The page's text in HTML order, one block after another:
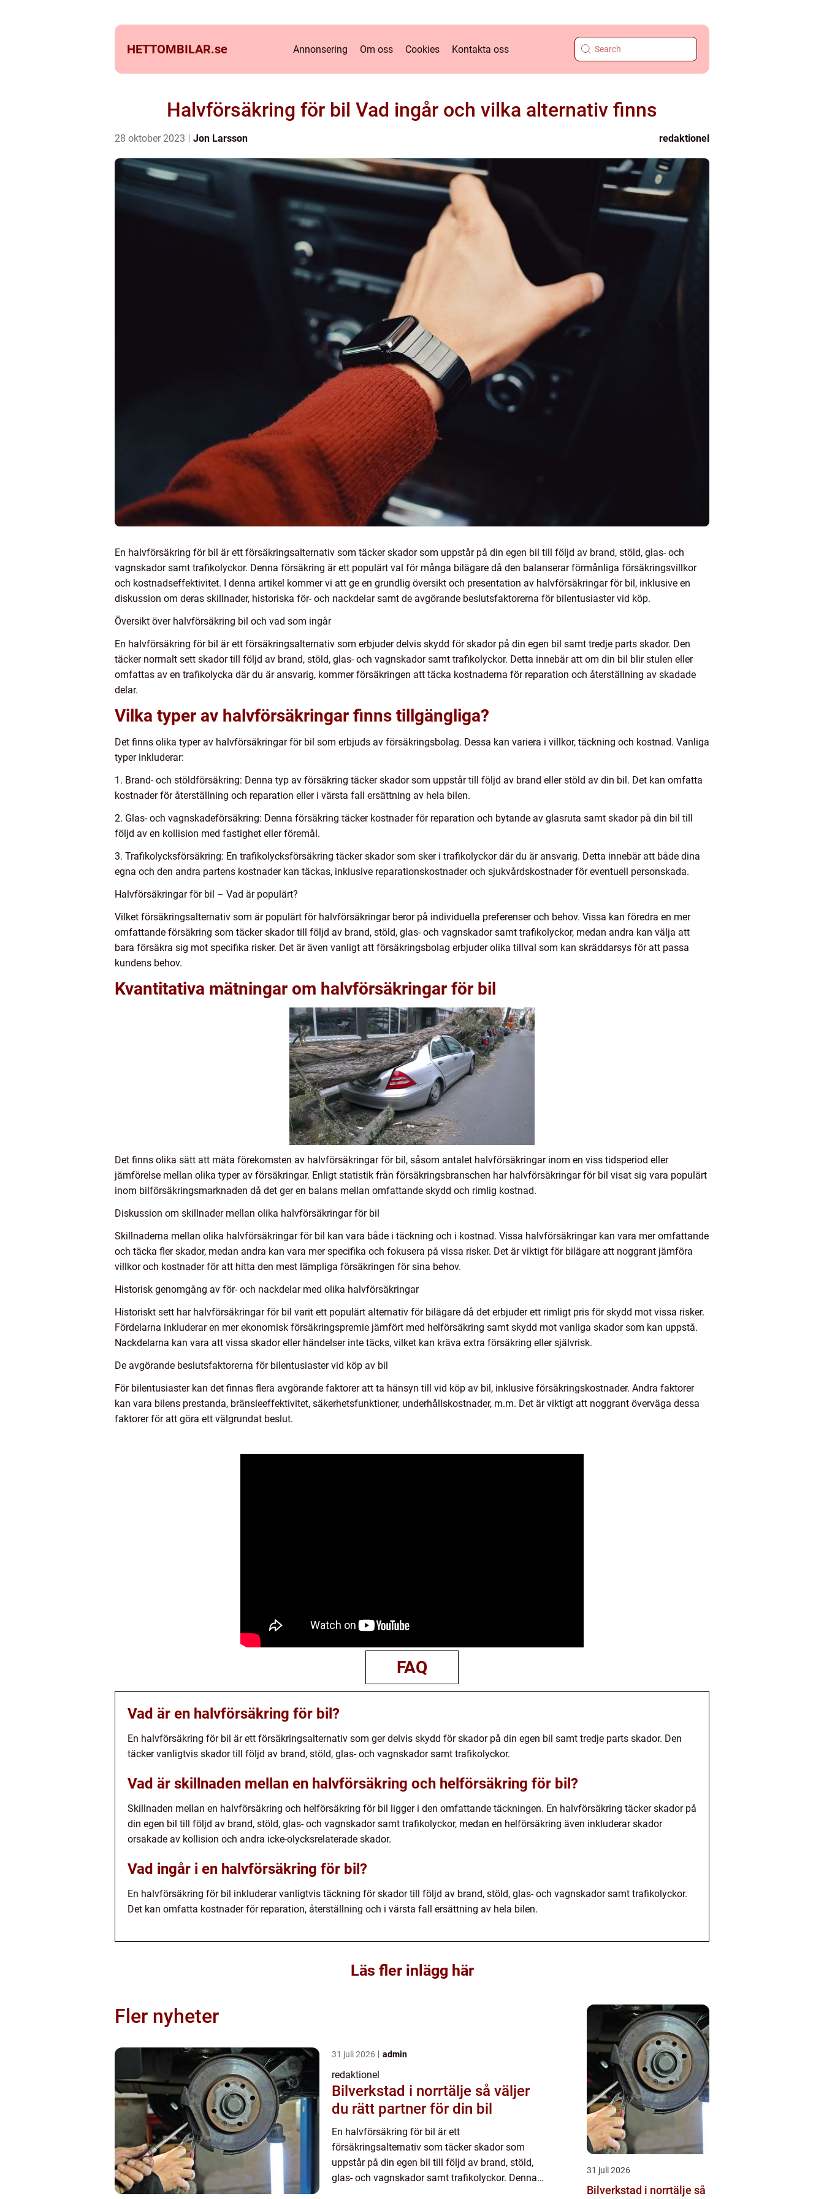
HETTOMBILAR.se Annonsering Om oss Cookies Kontakta oss
Halvförsäkring för bil Vad ingår och vilka alternativ finns
28 oktober 2023 Jon Larsson redaktionel
En halvförsäkring för bil är ett försäkringsalternativ som täcker skador som uppstår på din egen bil till följd av brand, stöld, glas- och
vagnskador samt trafikolyckor. Denna försäkring är ett populärt val för många bilägare då den balanserar förmånliga försäkringsvillkor
och kostnadseffektivitet. I denna artikel kommer vi att ge en grundlig översikt och presentation av halvförsäkringar för bil, inklusive en
diskussion om deras skillnader, historiska för- och nackdelar samt de avgörande beslutsfaktorerna för bilentusiaster vid köp.
Översikt över halvförsäkring bil och vad som ingår
En halvförsäkring för bil är ett försäkringsalternativ som erbjuder delvis skydd för skador på din egen bil samt tredje parts skador. Den
täcker normalt sett skador till följd av brand, stöld, glas- och vagnskador samt trafikolyckor. Detta innebär att om din bil blir stulen eller
omfattas av en trafikolycka där du är ansvarig, kommer försäkringen att täcka kostnaderna för reparation och återställning av skadade
delar.
Vilka typer av halvförsäkringar finns tillgängliga?
Det finns olika typer av halvförsäkringar för bil som erbjuds av försäkringsbolag. Dessa kan variera i villkor, täckning och kostnad. Vanliga
typer inkluderar:
1. Brand- och stöldförsäkring: Denna typ av försäkring täcker skador som uppstår till följd av brand eller stöld av din bil. Det kan omfatta
kostnader för återställning och reparation eller i värsta fall ersättning av hela bilen.
2. Glas- och vagnskadeförsäkring: Denna försäkring täcker kostnader för reparation och bytande av glasruta samt skador på din bil till
följd av en kollision med fastighet eller föremål.
3. Trafikolycksförsäkring: En trafikolycksförsäkring täcker skador som sker i trafikolyckor där du är ansvarig. Detta innebär att både dina
egna och den andra partens kostnader kan täckas, inklusive reparationskostnader och sjukvårdskostnader för eventuell personskada.
Halvförsäkringar för bil – Vad är populärt?
Vilket försäkringsalternativ som är populärt för halvförsäkringar beror på individuella preferenser och behov. Vissa kan föredra en mer
omfattande försäkring som täcker skador till följd av brand, stöld, glas- och vagnskador samt trafikolyckor, medan andra kan välja att
bara försäkra sig mot specifika risker. Det är även vanligt att försäkringsbolag erbjuder olika tillval som kan skräddarsys för att passa
kundens behov.
Kvantitativa mätningar om halvförsäkringar för bil
Det finns olika sätt att mäta förekomsten av halvförsäkringar för bil, såsom antalet halvförsäkringar inom en viss tidsperiod eller
jämförelse mellan olika typer av försäkringar. Enligt statistik från försäkringsbranschen har halvförsäkringar för bil visat sig vara populärt
inom bilförsäkringsmarknaden då det ger en balans mellan omfattande skydd och rimlig kostnad.
Diskussion om skillnader mellan olika halvförsäkringar för bil
Skillnaderna mellan olika halvförsäkringar för bil kan vara både i täckning och i kostnad. Vissa halvförsäkringar kan vara mer omfattande
och täcka fler skador, medan andra kan vara mer specifika och fokusera på vissa risker. Det är viktigt för bilägare att noggrant jämföra
villkor och kostnader för att hitta den mest lämpliga försäkringen för sina behov.
Historisk genomgång av för- och nackdelar med olika halvförsäkringar
Historiskt sett har halvförsäkringar för bil varit ett populärt alternativ för bilägare då det erbjuder ett rimligt pris för skydd mot vissa risker.
Fördelarna inkluderar en mer ekonomisk försäkringspremie jämfört med helförsäkring samt skydd mot vanliga skador som kan uppstå.
Nackdelarna kan vara att vissa skador eller händelser inte täcks, vilket kan kräva extra försäkring eller självrisk.
De avgörande beslutsfaktorerna för bilentusiaster vid köp av bil
För bilentusiaster kan det finnas flera avgörande faktorer att ta hänsyn till vid köp av bil, inklusive försäkringskostnader. Andra faktorer
kan vara bilens prestanda, bränsleeffektivitet, säkerhetsfunktioner, underhållskostnader, m.m. Det är viktigt att noggrant överväga dessa
faktorer för att göra ett välgrundat beslut.
FAQ
Vad är en halvförsäkring för bil?
En halvförsäkring för bil är ett försäkringsalternativ som ger delvis skydd för skador på din egen bil samt tredje parts skador. Den
täcker vanligtvis skador till följd av brand, stöld, glas- och vagnskador samt trafikolyckor.
Vad är skillnaden mellan en halvförsäkring och helförsäkring för bil?
Skillnaden mellan en halvförsäkring och helförsäkring för bil ligger i den omfattande täckningen. En halvförsäkring täcker skador på
din egen bil till följd av brand, stöld, glas- och vagnskador samt trafikolyckor, medan en helförsäkring även inkluderar skador
orsakade av kollision och andra icke-olycksrelaterade skador.
Vad ingår i en halvförsäkring för bil?
En halvförsäkring för bil inkluderar vanligtvis täckning för skador till följd av brand, stöld, glas- och vagnskador samt trafikolyckor.
Det kan omfatta kostnader för reparation, återställning och i värsta fall ersättning av hela bilen.
Läs fler inlägg här
Fler nyheter
31 juli 2026 admin
redaktionel
Bilverkstad i norrtälje så väljer
du rätt partner för din bil
En halvförsäkring för bil är ett
försäkringsalternativ som täcker skador som
uppstår på din egen bil till följd av brand, stöld,
glas- och vagnskador samt trafikolyckor. Denna
31 juli 2026
Bilverkstad i norrtälje så